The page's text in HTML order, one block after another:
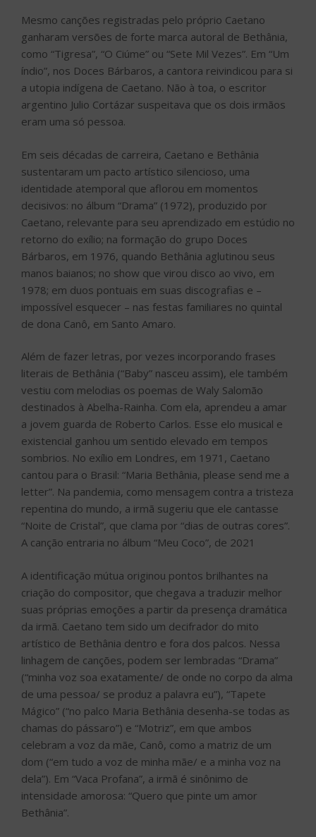
Mesmo canções registradas pelo próprio Caetano
ganharam versões de forte marca autoral de Bethânia,
como “Tigresa”, “O Ciúme” ou “Sete Mil Vezes”. Em “Um
índio”, nos Doces Bárbaros, a cantora reivindicou para si
a utopia indígena de Caetano. Não à toa, o escritor
argentino Julio Cortázar suspeitava que os dois irmãos
eram uma só pessoa.
Em seis décadas de carreira, Caetano e Bethânia
sustentaram um pacto artístico silencioso, uma
identidade atemporal que aflorou em momentos
decisivos: no álbum “Drama” (1972), produzido por
Caetano, relevante para seu aprendizado em estúdio no
retorno do exílio; na formação do grupo Doces
Bárbaros, em 1976, quando Bethânia aglutinou seus
manos baianos; no show que virou disco ao vivo, em
1978; em duos pontuais em suas discografias e –
impossível esquecer – nas festas familiares no quintal
de dona Canô, em Santo Amaro.
Além de fazer letras, por vezes incorporando frases
literais de Bethânia (“Baby” nasceu assim), ele também
vestiu com melodias os poemas de Waly Salomão
destinados à Abelha-Rainha. Com ela, aprendeu a amar
a jovem guarda de Roberto Carlos. Esse elo musical e
existencial ganhou um sentido elevado em tempos
sombrios. No exílio em Londres, em 1971, Caetano
cantou para o Brasil: “Maria Bethânia, please send me a
letter”. Na pandemia, como mensagem contra a tristeza
repentina do mundo, a irmã sugeriu que ele cantasse
“Noite de Cristal”, que clama por “dias de outras cores”.
A canção entraria no álbum “Meu Coco”, de 2021
A identificação mútua originou pontos brilhantes na
criação do compositor, que chegava a traduzir melhor
suas próprias emoções a partir da presença dramática
da irmã. Caetano tem sido um decifrador do mito
artístico de Bethânia dentro e fora dos palcos. Nessa
linhagem de canções, podem ser lembradas “Drama”
(“minha voz soa exatamente/ de onde no corpo da alma
de uma pessoa/ se produz a palavra eu”), “Tapete
Mágico” (“no palco Maria Bethânia desenha-se todas as
chamas do pássaro”) e “Motriz”, em que ambos
celebram a voz da mãe, Canô, como a matriz de um
dom (“em tudo a voz de minha mãe/ e a minha voz na
dela”). Em “Vaca Profana”, a irmã é sinônimo de
intensidade amorosa: “Quero que pinte um amor
Bethânia”.